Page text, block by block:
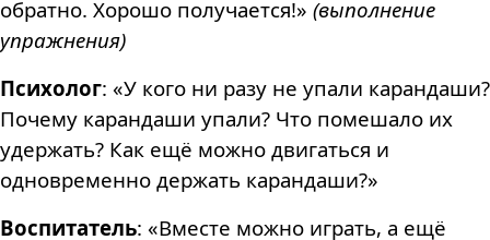
обратно. Хорошо получается!» (выполнение
упражнения)
Психолог: «У кого ни разу не упали карандаши?
Почему карандаши упали? Что помешало их
удержать? Как ещё можно двигаться и
одновременно держать карандаши?»
Воспитатель: «Вместе можно играть, а ещё